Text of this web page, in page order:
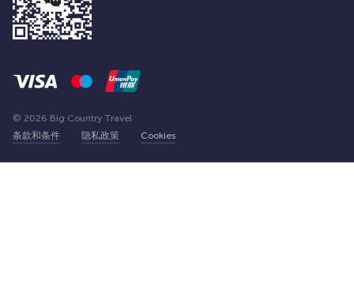
条款和条件 隐私政策 Cookies
© 2026 Big Country Travel